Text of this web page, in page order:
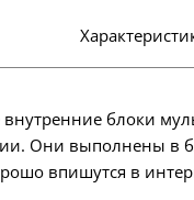
блоки
Они выполнены в
впишутся в